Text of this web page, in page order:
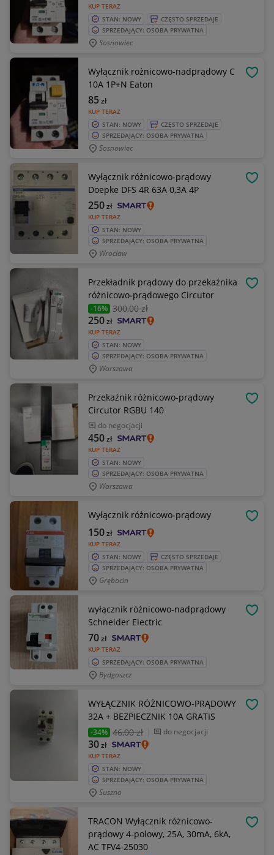
KUP TERAZ
STAN: NOWY
CZĘSTO SPRZEDAJE
SPRZEDAJĄCY: OSOBA PRYWATNA
Sosnowiec
Wyłącznik rożnicowo-nadprądowy C
10A 1P+N Eaton
KUP TERAZ
85zł
STAN: NOWY
CZĘSTO SPRZEDAJE
SPRZEDAJĄCY: OSOBA PRYWATNA
Sosnowiec
Wyłącznik różnicowo-prądowy
Doepke DFS 4R 63A 0,3A 4P
KUP TERAZ
250zł
STAN: NOWY
SPRZEDAJĄCY: OSOBA PRYWATNA
Wrocław
Przekładnik prądowy do przekaźnika
różnicowo-prądowego Circutor
-16% 300,00 zł
KUP TERAZ
250zł
STAN: NOWY
SPRZEDAJĄCY: OSOBA PRYWATNA
Warszawa
Przekaźnik różnicowo-prądowy
Circutor RGBU 140
do negocjacji
KUP TERAZ
450zł
STAN: NOWY
SPRZEDAJĄCY: OSOBA PRYWATNA
Warszawa
Wyłącznik różnicowo-prądowy
KUP TERAZ
150zł
STAN: NOWY
CZĘSTO SPRZEDAJE
SPRZEDAJĄCY: OSOBA PRYWATNA
Grębocin
wyłącznik różnicowo-nadprądowy
Schneider Electric
KUP TERAZ
70zł
SPRZEDAJĄCY: OSOBA PRYWATNA
Bydgoszcz
WYŁĄCZNIK RÓŻNICOWO-PRĄDOWY
32A + BEZPIECZNIK 10A GRATIS
-34% 46,00 zł do negocjacji
KUP TERAZ
30zł
STAN: NOWY
SPRZEDAJĄCY: OSOBA PRYWATNA
Suszno
TRACON Wyłącznik różnicowo-
prądowy 4-polowy, 25A, 30mA, 6kA,
AC TFV4-25030